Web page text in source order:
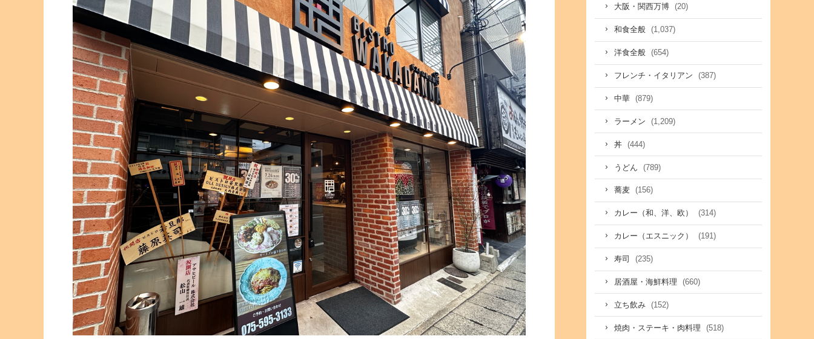
大阪・関西万博 (20)
和食全般 (1,037)
洋食全般 (654)
フレンチ・イタリアン (387)
中華 (879)
ラーメン (1,209)
丼 (444)
うどん (789)
蕎麦 (156)
カレー（和、洋、欧） (314)
カレー（エスニック） (191)
寿司 (235)
居酒屋・海鮮料理 (660)
立ち飲み (152)
焼肉・ステーキ・肉料理 (518)